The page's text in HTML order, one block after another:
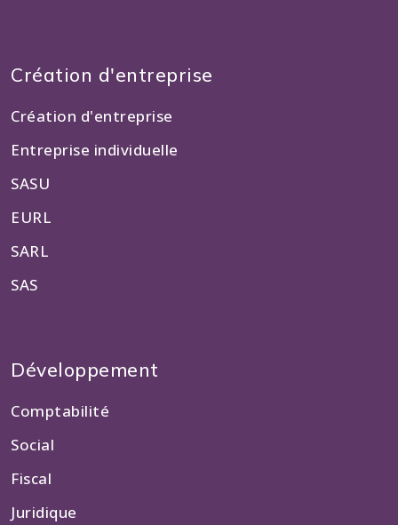
Création d'entreprise
Création d'entreprise
Entreprise individuelle
SASU
EURL
SARL
SAS
Développement
Comptabilité
Social
Fiscal
Juridique